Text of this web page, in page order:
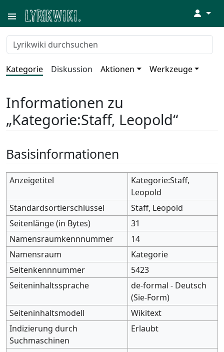
↓
Kategorie Diskussion Aktionen Werkzeuge
Informationen zu
„Kategorie:Staff, Leopold“
Basisinformationen
Anzeigetitel
Kategorie:Staff,
Leopold
Standardsortierschlüssel
Staff, Leopold
Seitenlänge (in Bytes)
31
Namensraumkennnummer
14
Namensraum
Kategorie
Seitenkennnummer
5423
Seiteninhaltssprache
de-formal - Deutsch
(Sie-Form)
Seiteninhaltsmodell
Wikitext
Indizierung durch
Suchmaschinen
Erlaubt